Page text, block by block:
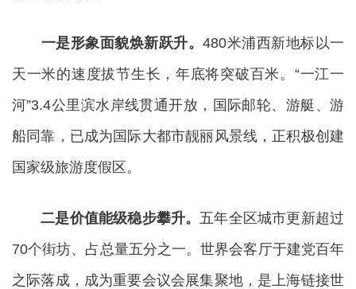
一是形象面貌焕新跃升。 480米浦西新地标以一
天一米的速度拔节生长，年底将突破百米。“一江一
河”3.4公里滨水岸线贯通开放，国际邮轮、游艇、游
船同靠，已成为国际大都市靓丽风景线，正积极创建
国家级旅游度假区。
二是价值能级稳步攀升。五年全区城市更新超过
70个街坊、占总量五分之一。世界会客厅于建党百年
之际落成，成为重要会议会展集聚地，是上海链接世